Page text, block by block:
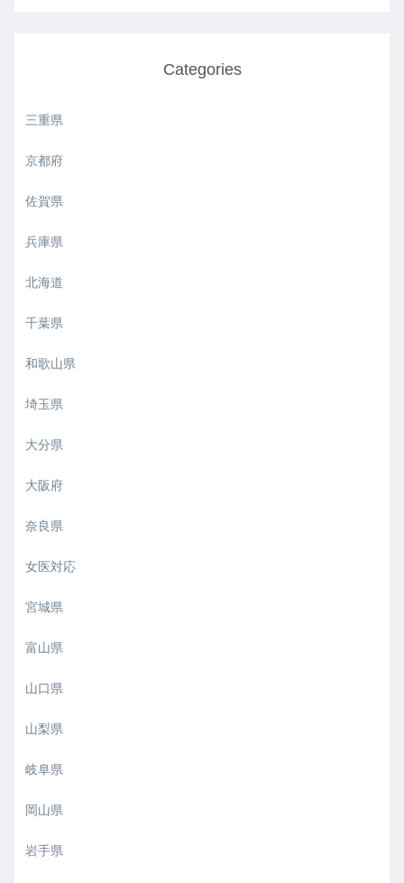
Categories
三重県
京都府
佐賀県
兵庫県
北海道
千葉県
和歌山県
埼玉県
大分県
大阪府
奈良県
女医対応
宮城県
富山県
山口県
山梨県
岐阜県
岡山県
岩手県